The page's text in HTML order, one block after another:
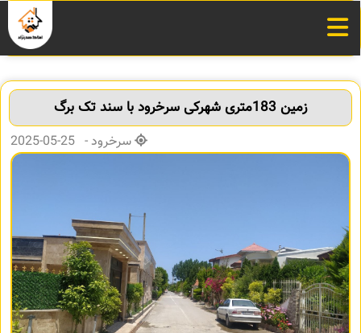
زمین 183متری شهرکی سرخرود با سند تک برگ
سرخرود - 25-05-2025